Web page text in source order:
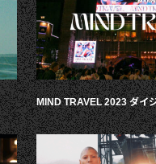
MIND TRAVEL 2023 ダイ